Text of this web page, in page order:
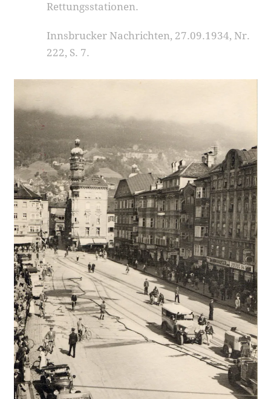
Rettungsstationen.
Innsbrucker Nachrichten, 27.09.1934, Nr.
222, S. 7.